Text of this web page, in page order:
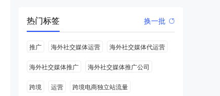
热门标签 换一批
推广 海外社交媒体运营 海外社交媒体代运营
海外社交媒体推广 海外社交媒体推广公司
跨境 运营 跨境电商独立站流量